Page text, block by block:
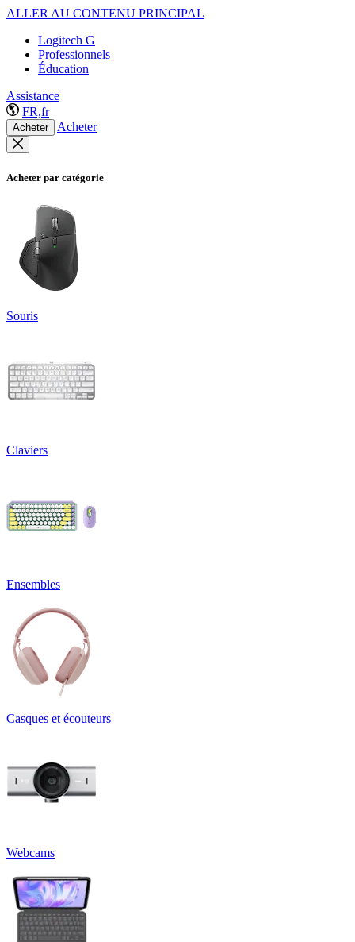
ALLER AU CONTENU PRINCIPAL
Logitech G
Professionnels
Éducation
Assistance
FR,fr
Acheter Acheter
Acheter par catégorie
Souris
Claviers
Ensembles
Casques et écouteurs
Webcams